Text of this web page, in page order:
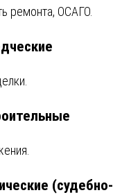
ремонта, ОСАГО.
(судебно-